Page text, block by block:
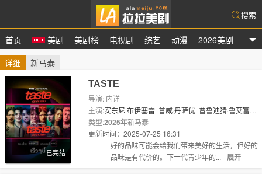
首页 美剧 美剧榜 电视剧 综艺 动漫 2026美剧
搜索
详细 新马泰
已完结
TASTE
导演: 内详
主演:安东尼·布伊塞雷 普威·丹萨优 普鲁迪猜·鲁艾富潘
特 Boom Saharat Thiempan
类型:2025年新马泰
更新时间：2025-07-25 16:31
好的品味可能会给我们带来美好的生活，但好的
品味是有代价的。下一代青少年的...
展开